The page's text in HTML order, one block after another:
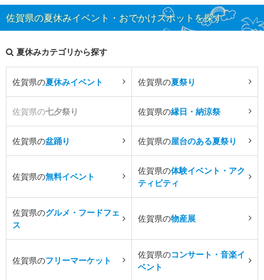
佐賀県の夏休みイベント・おでかけスポットを探す
夏休みカテゴリから探す
佐賀県の夏休みイベント 佐賀県の夏祭り
佐賀県の七夕祭り 佐賀県の縁日・納涼祭
佐賀県の盆踊り 佐賀県の屋台のある夏祭り
佐賀県の無料イベント
佐賀県の体験イベント・アク
ティビティ
佐賀県のグルメ・フードフェ
ス
佐賀県の物産展
佐賀県のフリーマーケット
佐賀県のコンサート・音楽イ
ベント